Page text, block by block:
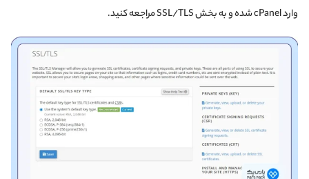
وارد cPanel شده و به بخش SSL/TLS مراجعه کنید.